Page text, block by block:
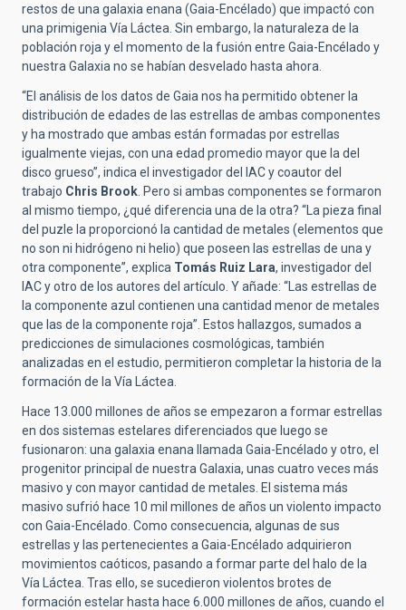
restos de una galaxia enana (Gaia-Encélado) que impactó con
una primigenia Vía Láctea. Sin embargo, la naturaleza de la
población roja y el momento de la fusión entre Gaia-Encélado y
nuestra Galaxia no se habían desvelado hasta ahora.
“El análisis de los datos de Gaia nos ha permitido obtener la
distribución de edades de las estrellas de ambas componentes
y ha mostrado que ambas están formadas por estrellas
igualmente viejas, con una edad promedio mayor que la del
disco grueso”, indica el investigador del IAC y coautor del
trabajo Chris Brook . Pero si ambas componentes se formaron
al mismo tiempo, ¿qué diferencia una de la otra? “La pieza final
del puzle la proporcionó la cantidad de metales (elementos que
no son ni hidrógeno ni helio) que poseen las estrellas de una y
otra componente”, explica Tomás Ruiz Lara, investigador del
IAC y otro de los autores del artículo. Y añade: “Las estrellas de
la componente azul contienen una cantidad menor de metales
que las de la componente roja”. Estos hallazgos, sumados a
predicciones de simulaciones cosmológicas, también
analizadas en el estudio, permitieron completar la historia de la
formación de la Vía Láctea.
Hace 13.000 millones de años se empezaron a formar estrellas
en dos sistemas estelares diferenciados que luego se
fusionaron: una galaxia enana llamada Gaia-Encélado y otro, el
progenitor principal de nuestra Galaxia, unas cuatro veces más
masivo y con mayor cantidad de metales. El sistema más
masivo sufrió hace 10 mil millones de años un violento impacto
con Gaia-Encélado. Como consecuencia, algunas de sus
estrellas y las pertenecientes a Gaia-Encélado adquirieron
movimientos caóticos, pasando a formar parte del halo de la
Vía Láctea. Tras ello, se sucedieron violentos brotes de
formación estelar hasta hace 6.000 millones de años, cuando el